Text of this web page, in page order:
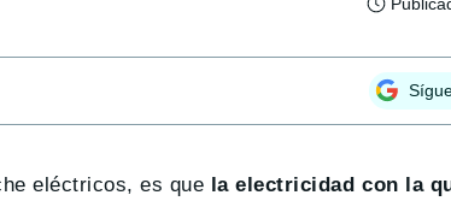
eléctricos, es que la electricidad con la